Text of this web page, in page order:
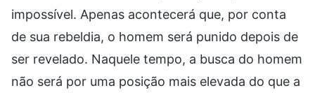
impossível. Apenas acontecerá que, por conta
de sua rebeldia, o homem será punido depois de
ser revelado. Naquele tempo, a busca do homem
não será por uma posição mais elevada do que a